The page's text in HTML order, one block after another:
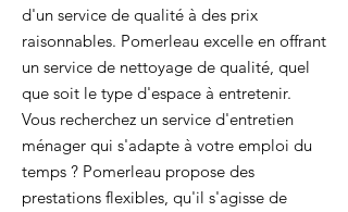
d'un service de qualité à des prix
raisonnables. Pomerleau excelle en offrant
un service de nettoyage de qualité, quel
que soit le type d'espace à entretenir.
Vous recherchez un service d'entretien
ménager qui s'adapte à votre emploi du
temps ? Pomerleau propose des
prestations flexibles, qu'il s'agisse de